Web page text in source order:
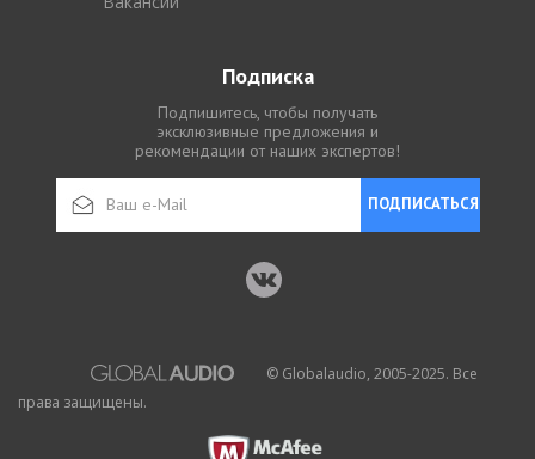
Подписка
Подпишитесь, чтобы получать
эксклюзивные предложения и
рекомендации от наших экспертов!
ПОДПИСАТЬСЯ
© Globalaudio, 2005-2025. Все
права защищены.